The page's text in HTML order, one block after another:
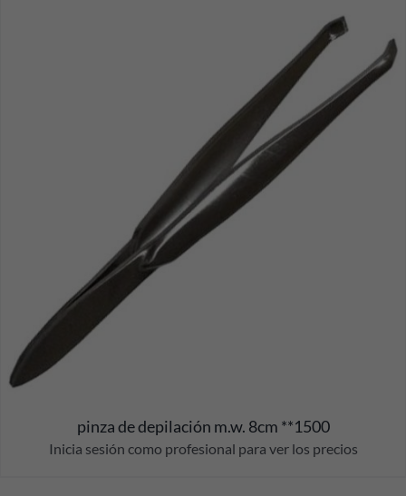
pinza de depilación m.w. 8cm **1500
Inicia sesión como profesional para ver los precios